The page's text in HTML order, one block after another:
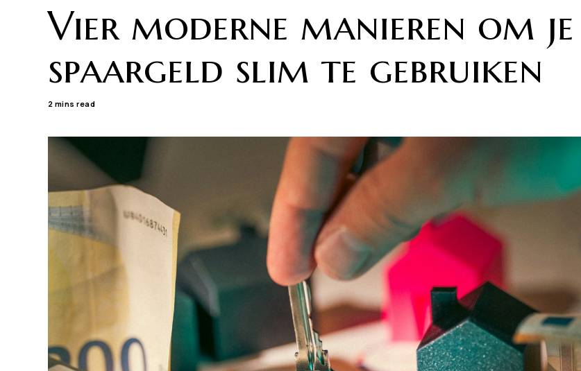
Vier moderne manieren om je
spaargeld slim te gebruiken
2 mins read